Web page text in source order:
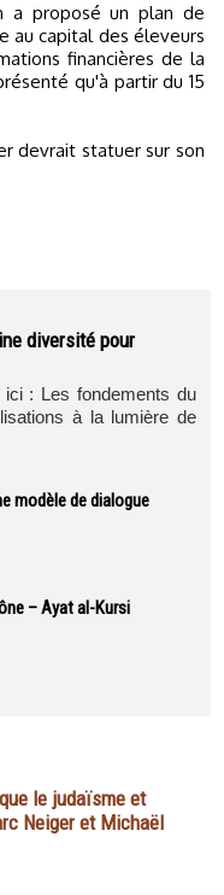
a proposé un plan de
au capital des éleveurs
financières de la
qu'à partir du 15
devrait statuer sur son
diversité pour
: Les fondements du
à la lumière de
modèle de dialogue
– Ayat al-Kursi
le judaïsme et
Neiger et Michaël